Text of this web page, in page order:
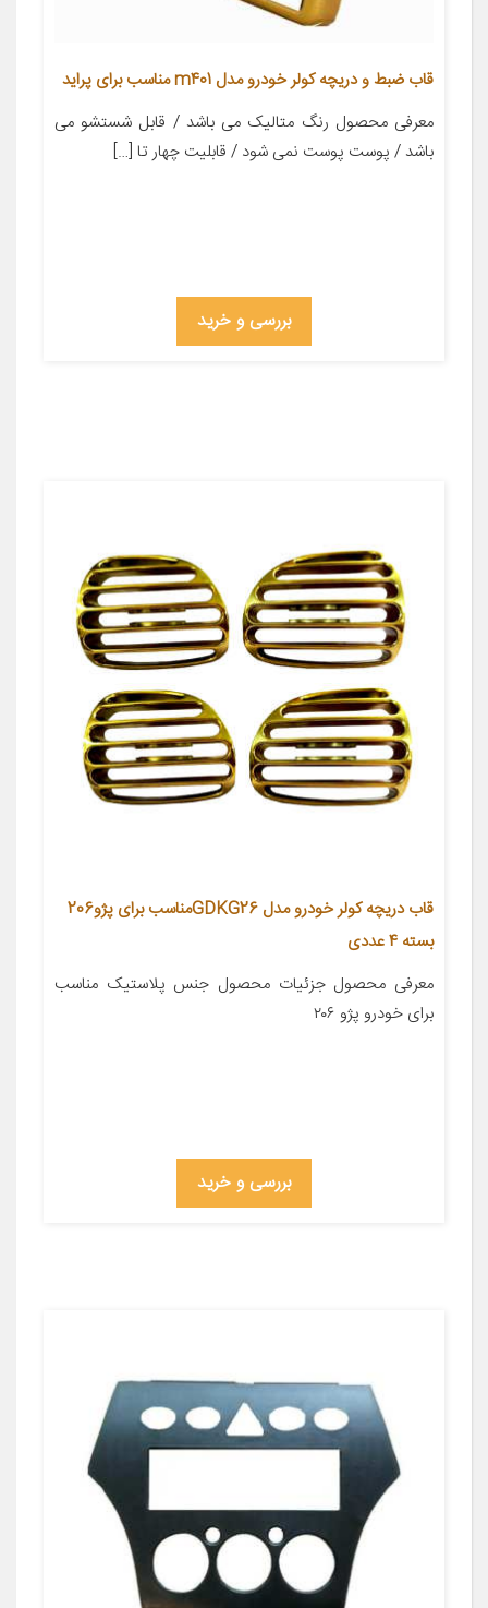
قاب ضبط و دریچه کولر خودرو مدل m401 مناسب برای پراید
معرفی محصول رنگ متالیک می باشد / قابل شستشو می
باشد / پوست پوست نمی شود / قابلیت چهار تا […]
بررسی و خرید
قاب دریچه کولر خودرو مدل GDKG26مناسب برای پژو206
بسته 4 عددی
معرفی محصول جزئیات محصول جنس پلاستیک مناسب
برای خودرو پژو ۲۰۶
بررسی و خرید